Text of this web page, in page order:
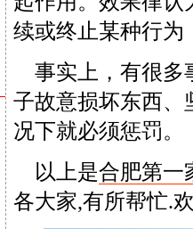
续或终止某种行为
事实上，有很多
子故意损坏东西、
况下就必须惩罚。
以上是合肥第一
各大家,有所帮忙.